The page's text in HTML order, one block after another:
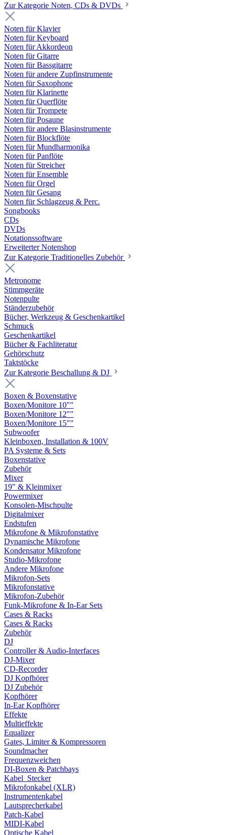
Zur Kategorie Noten, CDs & DVDs
Noten für Klavier
Noten für Keyboard
Noten für Akkordeon
Noten für Gitarre
Noten für Bassgitarre
Noten für andere Zupfinstrumente
Noten für Saxophone
Noten für Klarinette
Noten für Querflöte
Noten für Trompete
Noten für Posaune
Noten für andere Blasinstrumente
Noten für Blockflöte
Noten für Mundharmonika
Noten für Panflöte
Noten für Streicher
Noten für Ensemble
Noten für Orgel
Noten für Gesang
Noten für Schlagzeug & Perc.
Songbooks
CDs
DVDs
Notationssoftware
Erweiterter Notenshop
Zur Kategorie Traditionelles Zubehör
Metronome
Stimmgeräte
Notenpulte
Ständerzubehör
Bücher, Werkzeug & Geschenkartikel
Schmuck
Geschenkartikel
Bücher & Fachliteratur
Gehörschutz
Taktstöcke
Zur Kategorie Beschallung & DJ
Boxen & Boxenstative
Boxen/Monitore 10""
Boxen/Monitore 12""
Boxen/Monitore 15""
Subwoofer
Kleinboxen, Installation & 100V
PA Systeme & Sets
Boxenstative
Zubehör
Mixer
19" & Kleinmixer
Powermixer
Konsolen-Mischpulte
Digitalmixer
Endstufen
Mikrofone & Mikrofonstative
Dynamische Mikrofone
Kondensator Mikrofone
Studio-Mikrofone
Andere Mikrofone
Mikrofon-Sets
Mikrofonstative
Mikrofon-Zubehör
Funk-Mikrofone & In-Ear Sets
Cases & Racks
Cases & Racks
Zubehör
DJ
Controller & Audio-Interfaces
DJ-Mixer
CD-Recorder
DJ Kopfhörer
DJ Zubehör
Kopfhörer
In-Ear Kopfhörer
Effekte
Multieffekte
Equalizer
Gates, Limiter & Kompressoren
Soundmacher
Frequenzweichen
DI-Boxen & Patchbays
Kabel_Stecker
Mikrofonkabel (XLR)
Instrumentenkabel
Lautsprecherkabel
Patch-Kabel
MIDI-Kabel
Optische Kabel